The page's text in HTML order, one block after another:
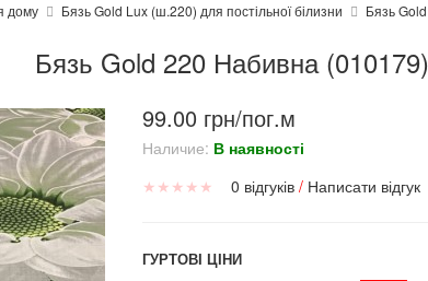
дому Бязь Gold Lux (ш.220) для постільної білизни Бязь
Бязь Gold 220 Набивна (010179)
99.00 грн/пог.м
Наличие: В наявності
★ ★ ★ ★ ★ 0 відгуків/ Написати відгук
ГУРТОВІ ЦІНИ